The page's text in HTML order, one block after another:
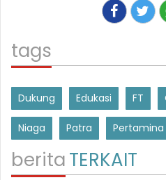
tags
Dukung Edukasi FT
Niaga Patra Pertamina
beritaTERKAIT